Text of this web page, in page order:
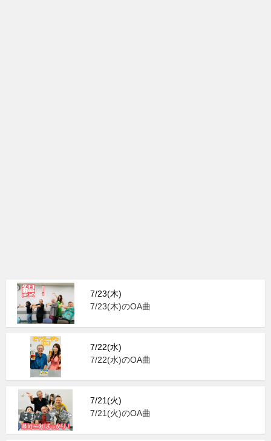
7/23(木)
7/23(木)のOA曲
7/22(水)
7/22(水)のOA曲
7/21(火)
7/21(火)のOA曲